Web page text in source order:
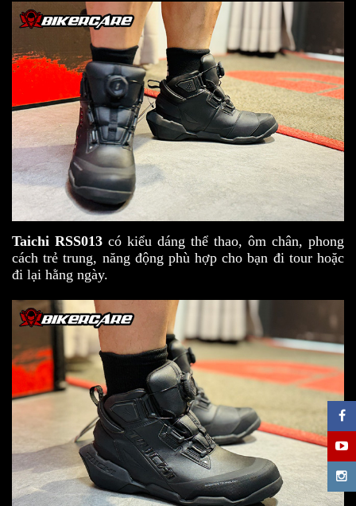
Taichi RSS013 có kiểu dáng thể thao, ôm chân, phong
cách trẻ trung, năng động phù hợp cho bạn đi tour hoặc
đi lại hằng ngày.